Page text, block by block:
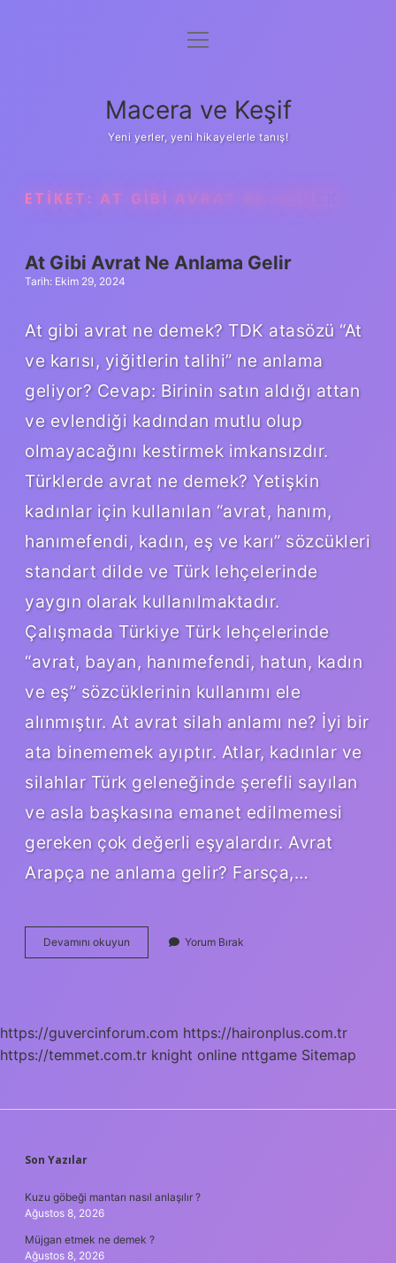
Anasayfa
Yasal Uyarı
menüyü
Macera ve Keşif
Yeni yerler, yeni hikayelerle tanış!
ETIKET: AT GIBI AVRAT NE DEMEK
At Gibi Avrat Ne Anlama Gelir
Tarih: Ekim 29, 2024
At gibi avrat ne demek? TDK atasözü “At
ve karısı, yiğitlerin talihi” ne anlama
geliyor? Cevap: Birinin satın aldığı attan
ve evlendiği kadından mutlu olup
olmayacağını kestirmek imkansızdır.
Türklerde avrat ne demek? Yetişkin
kadınlar için kullanılan “avrat, hanım,
hanımefendi, kadın, eş ve karı” sözcükleri
standart dilde ve Türk lehçelerinde
yaygın olarak kullanılmaktadır.
Çalışmada Türkiye Türk lehçelerinde
“avrat, bayan, hanımefendi, hatun, kadın
ve eş” sözcüklerinin kullanımı ele
alınmıştır. At avrat silah anlamı ne? İyi bir
ata binememek ayıptır. Atlar, kadınlar ve
silahlar Türk geleneğinde şerefli sayılan
ve asla başkasına emanet edilmemesi
gereken çok değerli eşyalardır. Avrat
Arapça ne anlama gelir? Farsça,…
Devamını okuyun
Gibi
Yorum Bırak
https://guvercinforum.com https://haironplus.com.tr
https://temmet.com.tr knight online nttgame Sitemap
SIDEBAR
Son Yazılar
Kuzu göbeği mantarı nasıl anlaşılır ?
Ağustos 8, 2026
Müjgan etmek ne demek ?
Ağustos 8, 2026